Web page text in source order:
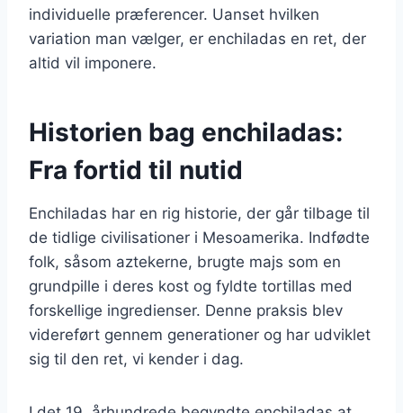
individuelle præferencer. Uanset hvilken
variation man vælger, er enchiladas en ret, der
altid vil imponere.
Historien bag enchiladas:
Fra fortid til nutid
Enchiladas har en rig historie, der går tilbage til
de tidlige civilisationer i Mesoamerika. Indfødte
folk, såsom aztekerne, brugte majs som en
grundpille i deres kost og fyldte tortillas med
forskellige ingredienser. Denne praksis blev
videreført gennem generationer og har udviklet
sig til den ret, vi kender i dag.